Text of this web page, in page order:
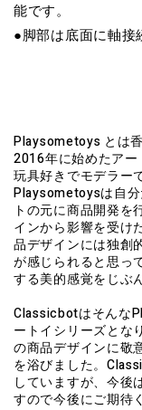
能です。
●脚部は底面に軸接
Playsometoys とは
2016年に始めたアー
玩具好きでモデラー
Playsometoysは自
トの元に商品開発
インから影響を受け
品デザインには独創
が感じられると思っ
する美的感覚をじぶ
Classicbotはそんな
ートイシリーズとな
の商品デザインに敬
を浴びました。
していますが、今後
すので今後にご期待